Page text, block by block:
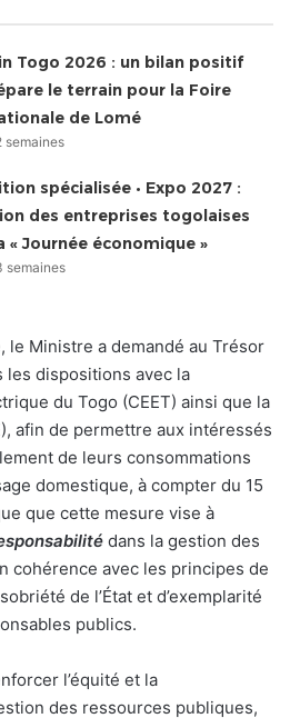
Togo 2026 : un bilan positif
le terrain pour la Foire
de Lomé
semaines
spécialisée • Expo 2027 :
des entreprises togolaises
« Journée économique »
semaines
le Ministre a demandé au Trésor
dispositions avec la
du Togo (CEET) ainsi que la
afin de permettre aux intéressés
de leurs consommations
domestique, à compter du 15
que cette mesure vise à
dans la gestion des
cohérence avec les principes de
de l’État et d’exemplarité
publics.
l’équité et la
des ressources publiques,